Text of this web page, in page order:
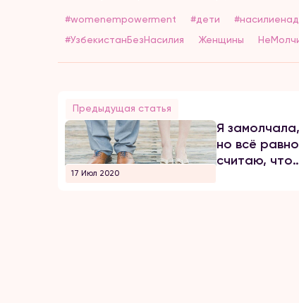
#womenempowerment #дети
#УзбекистанБезНасилия
Женщины
Предыдущая статья
17 Июл 2020
Я замолчала,
но всё равно
считаю, что